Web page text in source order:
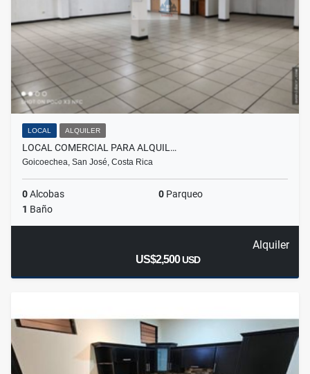
LOCAL ALQUILER
LOCAL COMERCIAL PARA ALQUIL…
Goicoechea, San José, Costa Rica
0Alcobas 0 Parqueo
1 Baño
Alquiler
US$2,500USD